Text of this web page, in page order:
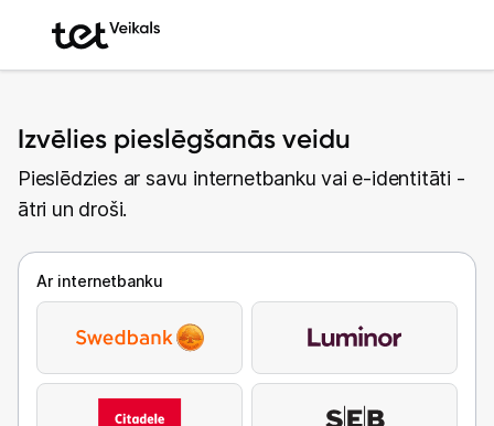
Izvēlies pieslēgšanās veidu
Pieslēdzies ar savu internetbanku vai e-identitāti -
ātri un droši.
Ar internetbanku